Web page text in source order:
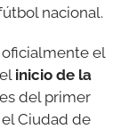
nacional.
oficialmente el
inicio de la
del primer
Ciudad de